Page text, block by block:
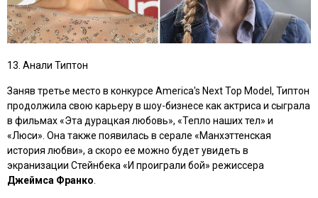
13. Анали Типтон
Заняв третье место в конкурсе America's Next Top Model, Типтон
продолжила свою карьеру в шоу-бизнесе как актриса и сыграла
в фильмах«Эта дурацкая любовь», «Тепло наших тел» и
«Люси» . Она также появилась в серале «Манхэттенская
история любви», а скоро ее можно будет увидеть в
экранизации Стейнбека «И проиграли бой» режиссера
Джеймса Франко